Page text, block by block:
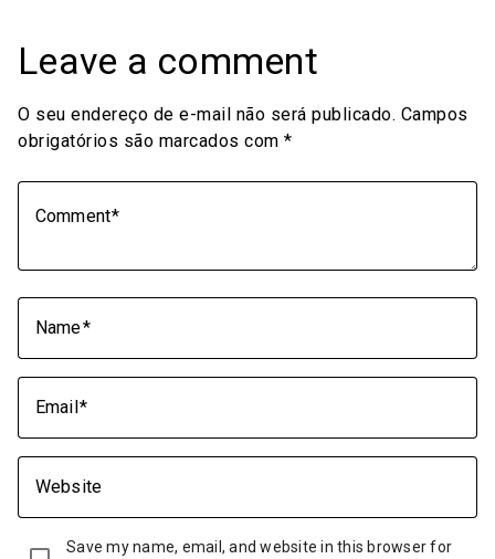
Leave a comment
O seu endereço de e-mail não será publicado. Campos
obrigatórios são marcados com *
Comment
Name
Email
Website
Save my name, email, and website in this browser for